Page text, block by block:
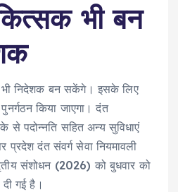
भी बन
निदेशक बन सकेंगे। इसके लिए
किया जाएगा। दंत
से पदोन्नति सहित अन्य सुविधाएं
दंत संवर्ग सेवा नियमावली
संशोधन (2026) को बुधवार को
गई है।